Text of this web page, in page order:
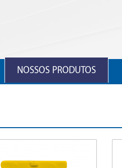
NOSSOS PRODUTOS